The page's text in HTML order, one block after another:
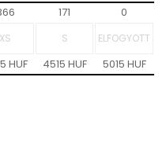
171
0
HUF 4515 HUF 5015 HUF